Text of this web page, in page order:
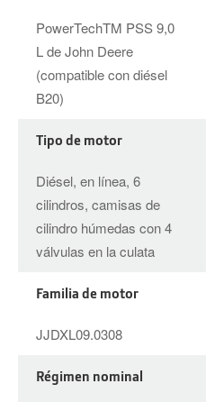
PowerTechTM PSS 9,0
L de John Deere
(compatible con diésel
B20)
Tipo de motor
Diésel, en línea, 6
cilindros, camisas de
cilindro húmedas con 4
válvulas en la culata
Familia de motor
JJDXL09.0308
Régimen nominal